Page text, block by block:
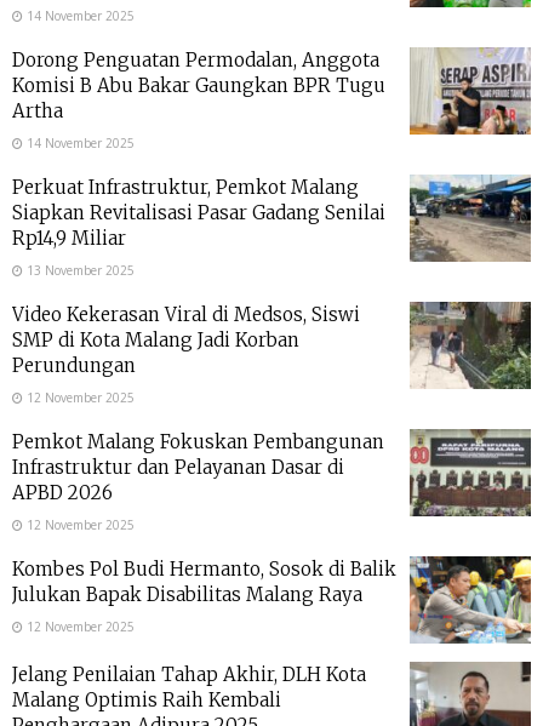
14 November 2025
Dorong Penguatan Permodalan, Anggota
Komisi B Abu Bakar Gaungkan BPR Tugu
Artha
14 November 2025
Perkuat Infrastruktur, Pemkot Malang
Siapkan Revitalisasi Pasar Gadang Senilai
Rp14,9 Miliar
13 November 2025
Video Kekerasan Viral di Medsos, Siswi
SMP di Kota Malang Jadi Korban
Perundungan
12 November 2025
Pemkot Malang Fokuskan Pembangunan
Infrastruktur dan Pelayanan Dasar di
APBD 2026
12 November 2025
Kombes Pol Budi Hermanto, Sosok di Balik
Julukan Bapak Disabilitas Malang Raya
12 November 2025
Jelang Penilaian Tahap Akhir, DLH Kota
Malang Optimis Raih Kembali